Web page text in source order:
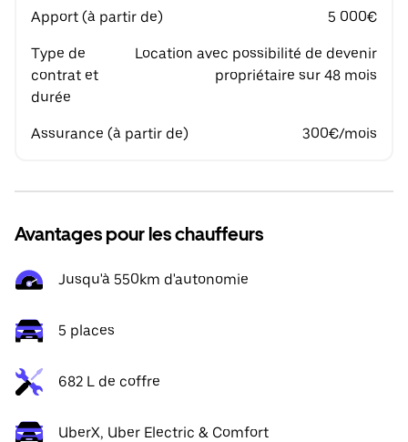
Apport (à partir de) 5 000€
Type de
contrat et
durée
Location avec possibilité de devenir
propriétaire sur 48 mois
Assurance (à partir de) 300€/mois
Avantages pour les chauffeurs
Jusqu'à 550km d'autonomie
5 places
682 L de coffre
UberX, Uber Electric & Comfort